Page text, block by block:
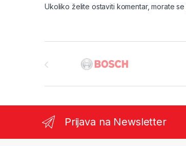
Ukoliko želite ostaviti komentar, morate se
Prijava na Newsletter